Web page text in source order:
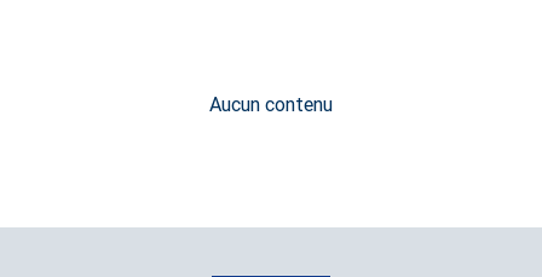
Aucun contenu